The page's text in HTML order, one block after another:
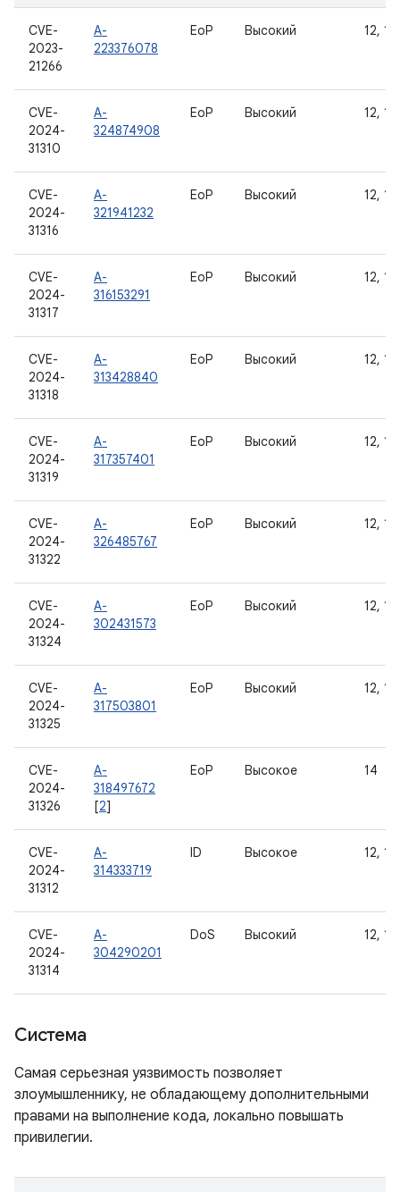
CVE-
2023-
21266
A-
223376078
EoP Высокий 12,
CVE-
2024-
31310
A-
324874908
EoP Высокий 12,
CVE-
2024-
31316
A-
321941232
EoP Высокий 12,
CVE-
2024-
31317
A-
316153291
EoP Высокий 12,
CVE-
2024-
31318
A-
313428840
EoP Высокий 12,
CVE-
2024-
31319
A-
317357401
EoP Высокий 12,
CVE-
2024-
31322
A-
326485767
EoP Высокий 12,
CVE-
2024-
31324
A-
302431573
EoP Высокий 12,
CVE-
2024-
31325
A-
317503801
EoP Высокий 12,
CVE-
2024-
31326
A-
318497672
[2]
EoP Высокое 14
CVE-
2024-
31312
A-
314333719
ID Высокое 12,
CVE-
2024-
31314
A-
304290201
DoS Высокий 12,
Система
Самая серьезная уязвимость позволяет
злоумышленнику, не обладающему дополнительными
правами на выполнение кода, локально повышать
привилегии.